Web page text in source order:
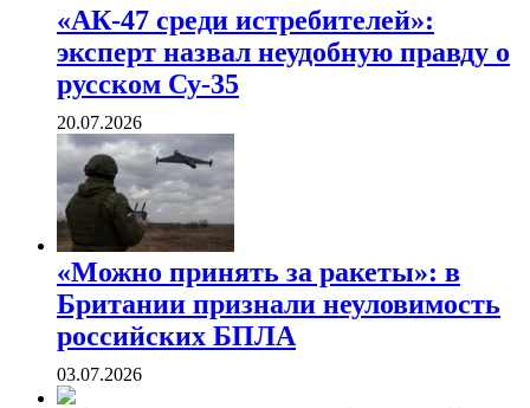
«АК-47 среди истребителей»:
эксперт назвал неудобную правду о
русском Су-35
20.07.2026
«Можно принять за ракеты»: в
Британии признали неуловимость
российских БПЛА
03.07.2026